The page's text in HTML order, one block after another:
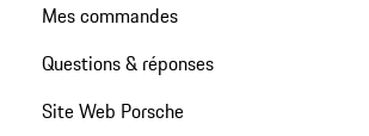
Mes commandes
Questions & réponses
Site Web Porsche